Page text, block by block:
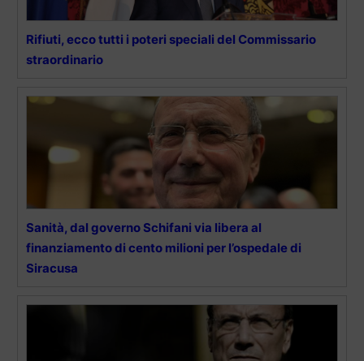
Rifiuti, ecco tutti i poteri speciali del Commissario
straordinario
Sanità, dal governo Schifani via libera al
finanziamento di cento milioni per l’ospedale di
Siracusa